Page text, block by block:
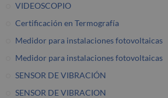
VIDEOSCOPIO
Certificación en Termografía
Medidor para instalaciones fotovoltaicas
Medidor para instalaciones fotovoltaicas
SENSOR DE VIBRACIÓN
SENSOR DE VIBRACION